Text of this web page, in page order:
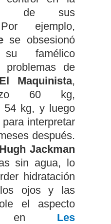
de sus
ejemplo,
se obsesionó
famélico
problemas de
El Maquinista,
60 kg,
54 kg, y luego
interpretar
después.
Hugh Jackman
sin agua, lo
hidratación
ojos y las
el aspecto
en Les